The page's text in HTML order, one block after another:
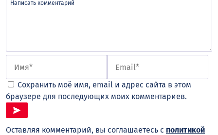
Сохранить моё имя, email и адрес сайта в этом
браузере для последующих моих комментариев.
Оставляя комментарий, вы соглашаетесь с политикой